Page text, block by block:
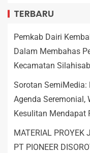
TERBARU
Pemkab Dairi
Dalam Membahas
Kecamatan
Sorotan
Agenda Seremonial,
Kesulitan Mendapat
MATERIAL PROYEK
PT PIONEER